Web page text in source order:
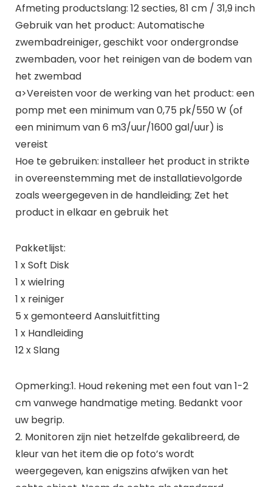
Afmeting productslang: 12 secties, 81 cm / 31,9 inch
Gebruik van het product: Automatische
zwembadreiniger, geschikt voor ondergrondse
zwembaden, voor het reinigen van de bodem van
het zwembad
a>Vereisten voor de werking van het product: een
pomp met een minimum van 0,75 pk/550 W (of
een minimum van 6 m3/uur/1600 gal/uur) is
vereist
Hoe te gebruiken: installeer het product in strikte
in overeenstemming met de installatievolgorde
zoals weergegeven in de handleiding; Zet het
product in elkaar en gebruik het
Pakketlijst:
1 x Soft Disk
1 x wielring
1 x reiniger
5 x gemonteerd Aansluitfitting
1 x Handleiding
12 x Slang
Opmerking:1. Houd rekening met een fout van 1-2
cm vanwege handmatige meting. Bedankt voor
uw begrip.
2. Monitoren zijn niet hetzelfde gekalibreerd, de
kleur van het item die op foto’s wordt
weergegeven, kan enigszins afwijken van het